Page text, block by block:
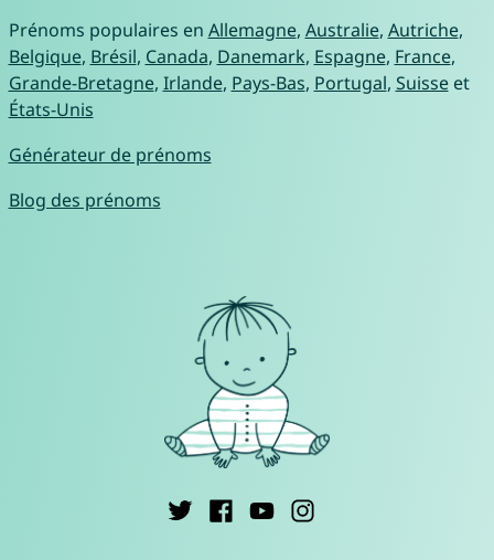
Prénoms populaires en Allemagne, Australie, Autriche,
Belgique, Brésil, Canada, Danemark, Espagne, France,
Grande-Bretagne, Irlande, Pays-Bas, Portugal, Suisseet
États-Unis
Générateur de prénoms
Blog des prénoms